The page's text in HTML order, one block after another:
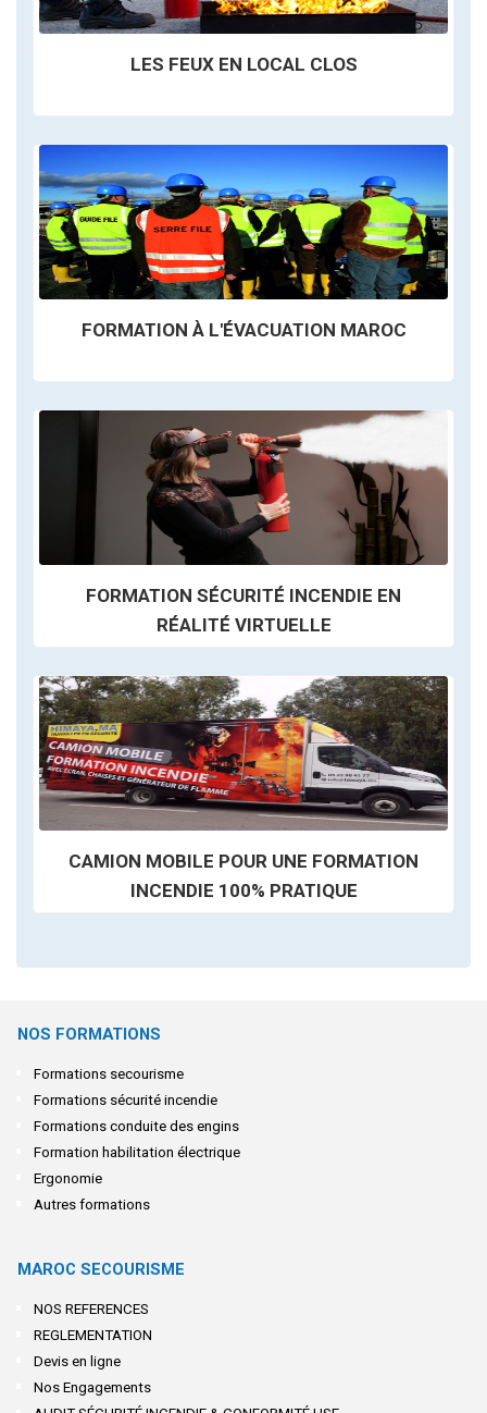
LES FEUX EN LOCAL CLOS
FORMATION À L'ÉVACUATION MAROC
FORMATION SÉCURITÉ INCENDIE EN
RÉALITÉ VIRTUELLE
CAMION MOBILE POUR UNE FORMATION
INCENDIE 100% PRATIQUE
NOS FORMATIONS
Formations secourisme
Formations sécurité incendie
Formations conduite des engins
Formation habilitation électrique
Ergonomie
Autres formations
MAROC SECOURISME
NOS REFERENCES
REGLEMENTATION
Devis en ligne
Nos Engagements